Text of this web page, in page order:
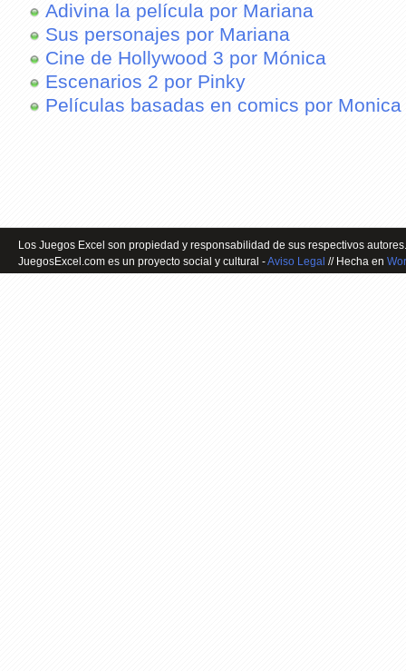
Adivina la película por Mariana
Sus personajes por Mariana
Cine de Hollywood 3 por Mónica
Escenarios 2 por Pinky
Películas basadas en comics por Monica
Los Juegos Excel son propiedad y responsabilidad de sus respectivos
JuegosExcel.com es un proyecto social y cultural -Aviso Legal // Hecha en